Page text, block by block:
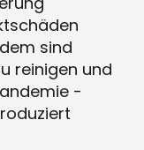
sind
reinigen und
-